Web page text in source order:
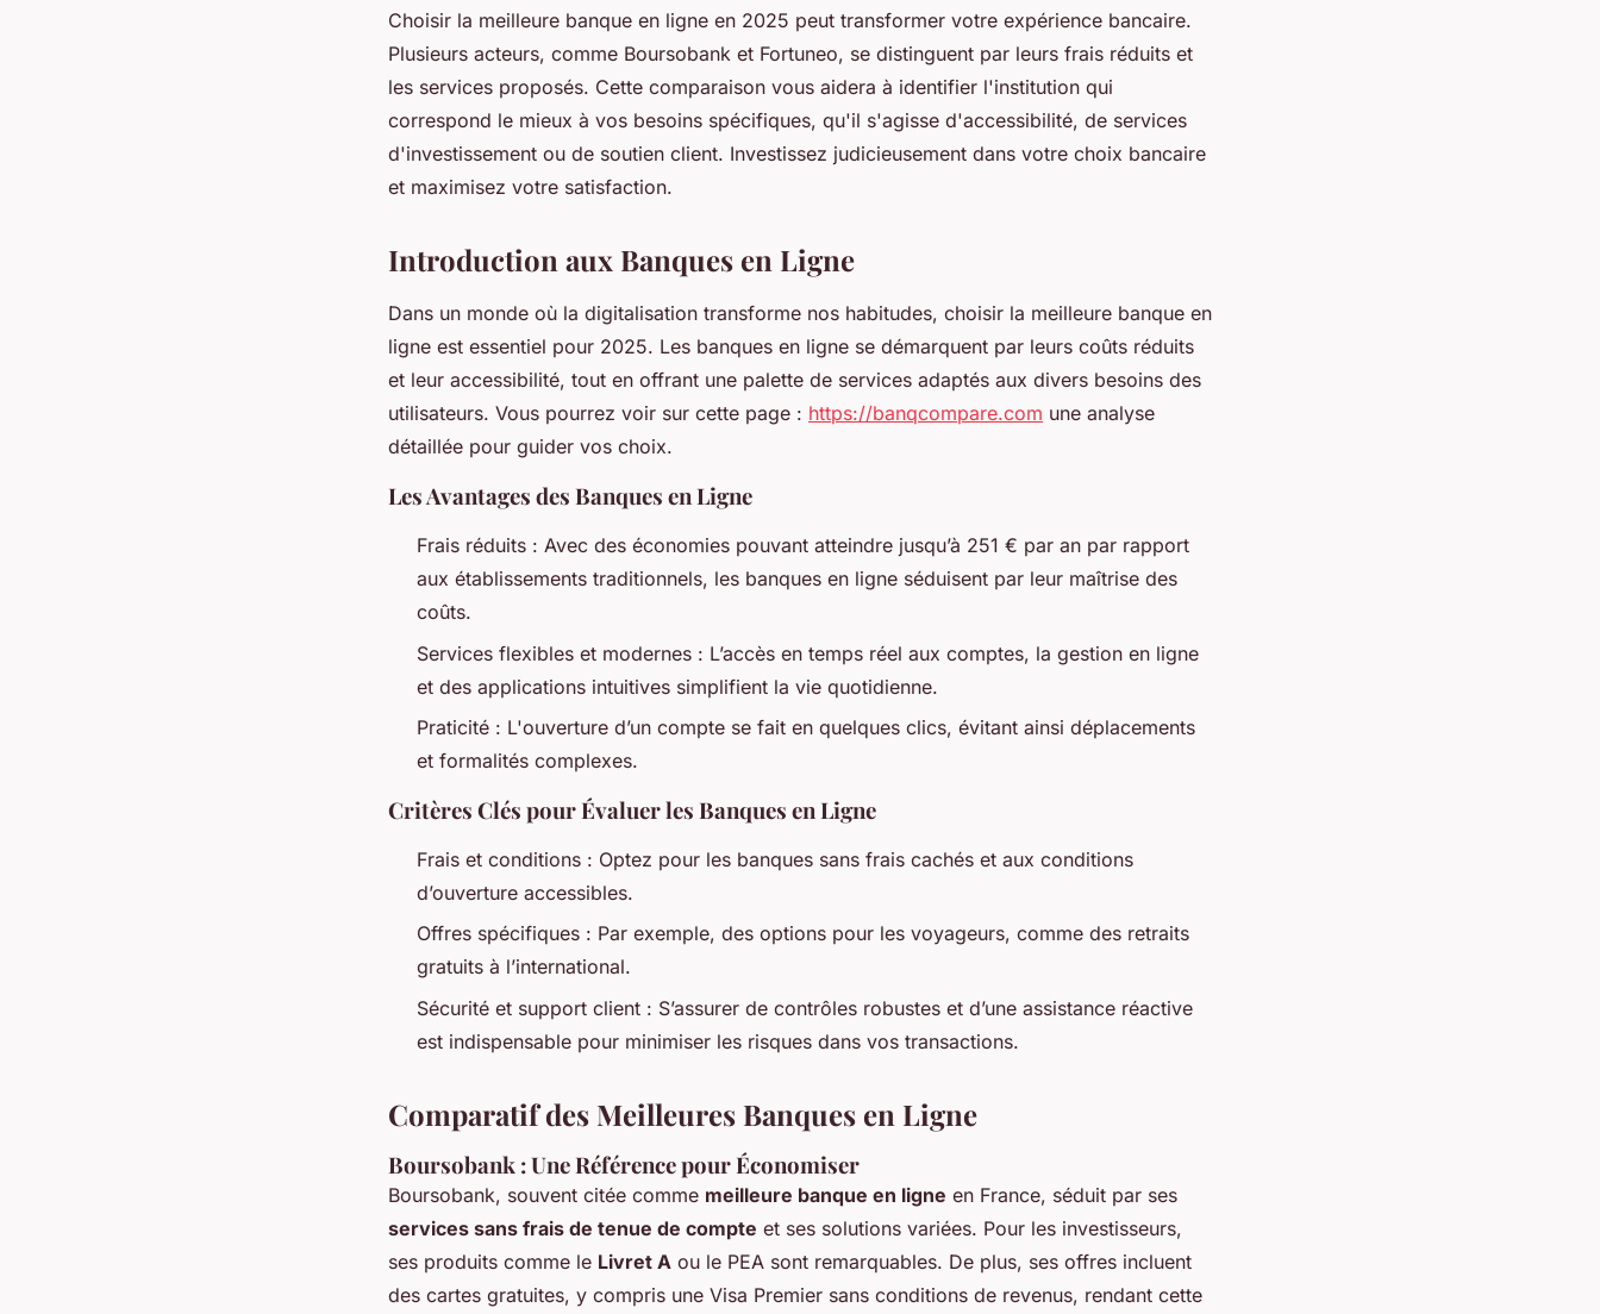
Découvrez la meilleure banque en
ligne pour vos besoins en 2025
Choisir la meilleure banque en ligne en 2025 peut transformer votre expérience bancaire.
Plusieurs acteurs, comme Boursobank et Fortuneo, se distinguent par leurs frais réduits et
les services proposés. Cette comparaison vous aidera à identifier l'institution qui
correspond le mieux à vos besoins spécifiques, qu'il s'agisse d'accessibilité, de services
d'investissement ou de soutien client. Investissez judicieusement dans votre choix bancaire
et maximisez votre satisfaction.
Introduction aux Banques en Ligne
Dans un monde où la digitalisation transforme nos habitudes, choisir la meilleure banque en
ligne est essentiel pour 2025. Les banques en ligne se démarquent par leurs coûts réduits
et leur accessibilité, tout en offrant une palette de services adaptés aux divers besoins des
utilisateurs. Vous pourrez voir sur cette page : https://banqcompare.com une analyse
détaillée pour guider vos choix.
Les Avantages des Banques en Ligne
Frais réduits : Avec des économies pouvant atteindre jusqu’à 251 € par an par rapport
aux établissements traditionnels, les banques en ligne séduisent par leur maîtrise des
coûts.
Services flexibles et modernes : L’accès en temps réel aux comptes, la gestion en ligne
et des applications intuitives simplifient la vie quotidienne.
Praticité : L'ouverture d’un compte se fait en quelques clics, évitant ainsi déplacements
et formalités complexes.
Critères Clés pour Évaluer les Banques en Ligne
Frais et conditions : Optez pour les banques sans frais cachés et aux conditions
d’ouverture accessibles.
Offres spécifiques : Par exemple, des options pour les voyageurs, comme des retraits
gratuits à l’international.
Sécurité et support client : S’assurer de contrôles robustes et d’une assistance réactive
est indispensable pour minimiser les risques dans vos transactions.
Comparatif des Meilleures Banques en Ligne
Boursobank : Une Référence pour Économiser
Boursobank, souvent citée comme meilleure banque en ligne en France, séduit par ses
services sans frais de tenue de compte et ses solutions variées. Pour les investisseurs,
ses produits comme le Livret A ou le PEA sont remarquables. De plus, ses offres incluent
des cartes gratuites, y compris une Visa Premier sans conditions de revenus, rendant cette